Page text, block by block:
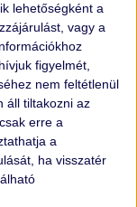
lehetőségként a
vagy a
figyelmét,
nem feltétlenül
áll tiltakozni az
erre a
a
ha visszatér
flották